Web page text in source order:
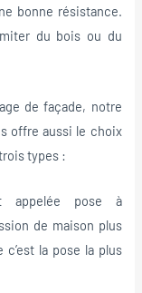
bonne résistance.
du bois ou du
de façade, notre
offre aussi le choix
types :
appelée pose à
de maison plus
c’est la pose la plus